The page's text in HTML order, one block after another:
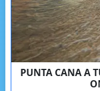
PUNTA CANA A